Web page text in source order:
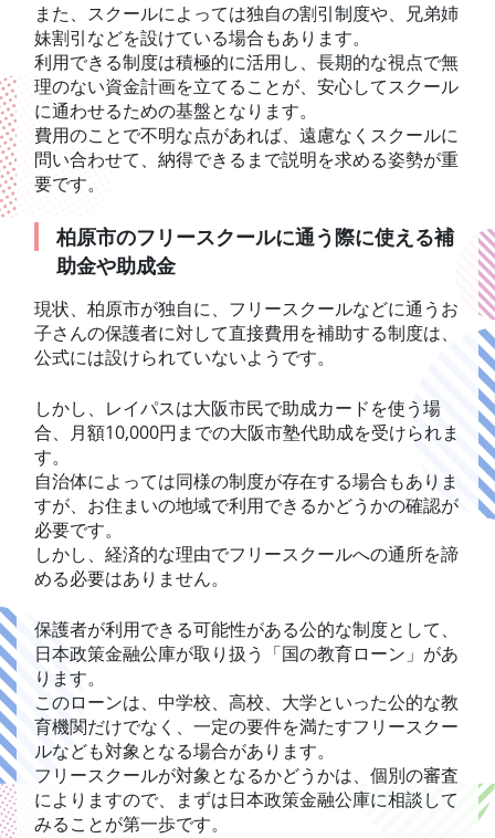
また、スクールによっては独自の割引制度や、兄弟姉
妹割引などを設けている場合もあります。
利用できる制度は積極的に活用し、長期的な視点で無
理のない資金計画を立てることが、安心してスクール
に通わせるための基盤となります。
費用のことで不明な点があれば、遠慮なくスクールに
問い合わせて、納得できるまで説明を求める姿勢が重
要です。
柏原市のフリースクールに通う際に使える補
助金や助成金
現状、柏原市が独自に、フリースクールなどに通うお
子さんの保護者に対して直接費用を補助する制度は、
公式には設けられていないようです。
しかし、レイパスは大阪市民で助成カードを使う場
合、月額10,000円までの大阪市塾代助成を受けられま
す。
自治体によっては同様の制度が存在する場合もありま
すが、お住まいの地域で利用できるかどうかの確認が
必要です。
しかし、経済的な理由でフリースクールへの通所を諦
める必要はありません。
保護者が利用できる可能性がある公的な制度として、
日本政策金融公庫が取り扱う「国の教育ローン」があ
ります。
このローンは、中学校、高校、大学といった公的な教
育機関だけでなく、一定の要件を満たすフリースクー
ルなども対象となる場合があります。
フリースクールが対象となるかどうかは、個別の審査
によりますので、まずは日本政策金融公庫に相談して
みることが第一歩です。